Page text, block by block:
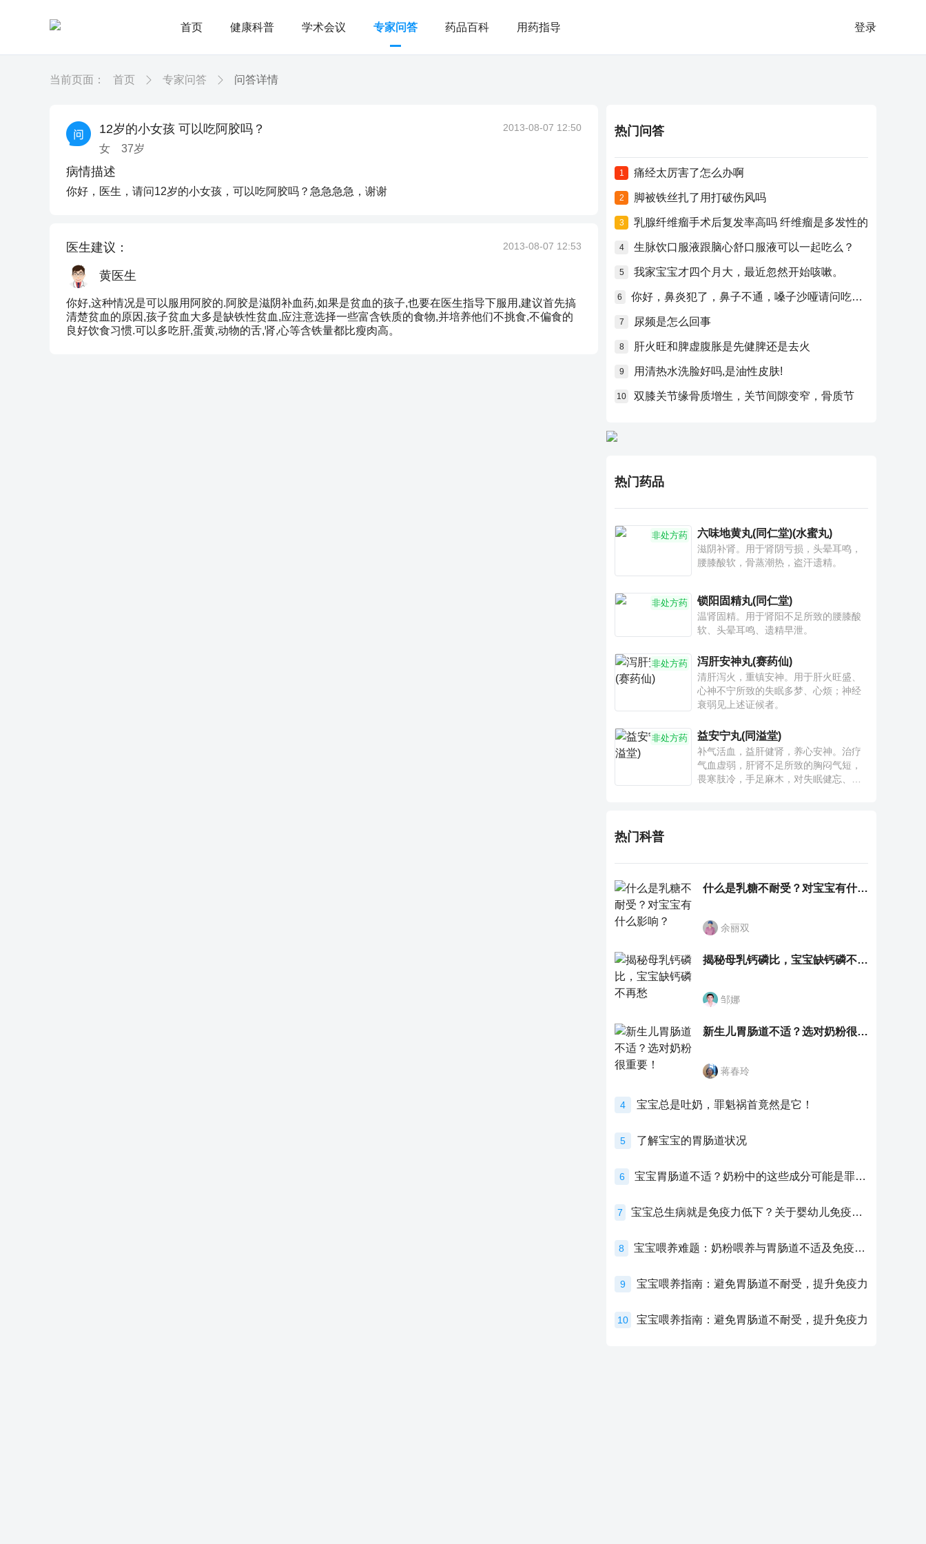
首页 健康科普 学术会议 专家问答 药品百科 用药指导 登录
当前页面： 首页 专家问答 问答详情
12岁的小女孩 可以吃阿胶吗？
女 37岁
2013-08-07 12:50
病情描述
你好，医生，请问12岁的小女孩，可以吃阿胶吗？急急急急，谢谢
医生建议： 2013-08-07 12:53
黄医生
你好,这种情况是可以服用阿胶的.阿胶是滋阴补血药,如果是贫血的孩子,也要在医生指导下服用,建议首先搞
清楚贫血的原因,孩子贫血大多是缺铁性贫血,应注意选择一些富含铁质的食物,并培养他们不挑食,不偏食的
良好饮食习惯.可以多吃肝,蛋黄,动物的舌,肾,心等含铁量都比瘦肉高。
热门问答
1 痛经太厉害了怎么办啊
2 脚被铁丝扎了用打破伤风吗
3 乳腺纤维瘤手术后复发率高吗 纤维瘤是多发性的
4 生脉饮口服液跟脑心舒口服液可以一起吃么？
5 我家宝宝才四个月大，最近忽然开始咳嗽。
6 你好，鼻炎犯了，鼻子不通，嗓子沙哑请问吃什么药比较好？
7 尿频是怎么回事
8 肝火旺和脾虚腹胀是先健脾还是去火
9 用清热水洗脸好吗,是油性皮肤!
10 双膝关节缘骨质增生，关节间隙变窄，骨质节
热门药品
非处方药 六味地黄丸(同仁堂)(水蜜丸)
滋阴补肾。用于肾阴亏损，头晕耳鸣，
腰膝酸软，骨蒸潮热，盗汗遗精。
非处方药 锁阳固精丸(同仁堂)
温肾固精。用于肾阳不足所致的腰膝酸
软、头晕耳鸣、遗精早泄。
非处方药 泻肝安神丸(赛药仙)
清肝泻火，重镇安神。用于肝火旺盛、
心神不宁所致的失眠多梦、心烦；神经
衰弱见上述证候者。
非处方药 益安宁丸(同溢堂)
补气活血，益肝健肾，养心安神。治疗
气血虚弱，肝肾不足所致的胸闷气短，
畏寒肢冷，手足麻木，对失眠健忘、神
热门科普
什么是乳糖不耐受？对宝宝有什么影响？
余丽双
揭秘母乳钙磷比，宝宝缺钙磷不再愁
邹娜
新生儿胃肠道不适？选对奶粉很重要！
蒋春玲
4 宝宝总是吐奶，罪魁祸首竟然是它！
5 了解宝宝的胃肠道状况
6 宝宝胃肠道不适？奶粉中的这些成分可能是罪魁祸首！
7 宝宝总生病就是免疫力低下？关于婴幼儿免疫力的真相，家长必须了解！
8 宝宝喂养难题：奶粉喂养与胃肠道不适及免疫力提升的奥秘
9 宝宝喂养指南：避免胃肠道不耐受，提升免疫力
10 宝宝喂养指南：避免胃肠道不耐受，提升免疫力